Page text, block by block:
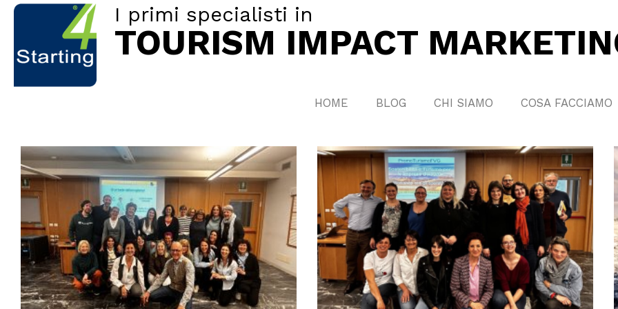
I primi specialisti in
TOURISM IMPACT
HOME BLOG CHI SIAMO COSA FACCIAMO